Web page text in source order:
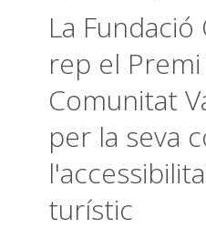
La Fundació
rep el
Comunitat
per la seva
turístic